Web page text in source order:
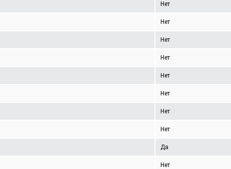
Нет
Нет
Нет
Нет
Нет
Нет
Нет
Нет
Да
Нет